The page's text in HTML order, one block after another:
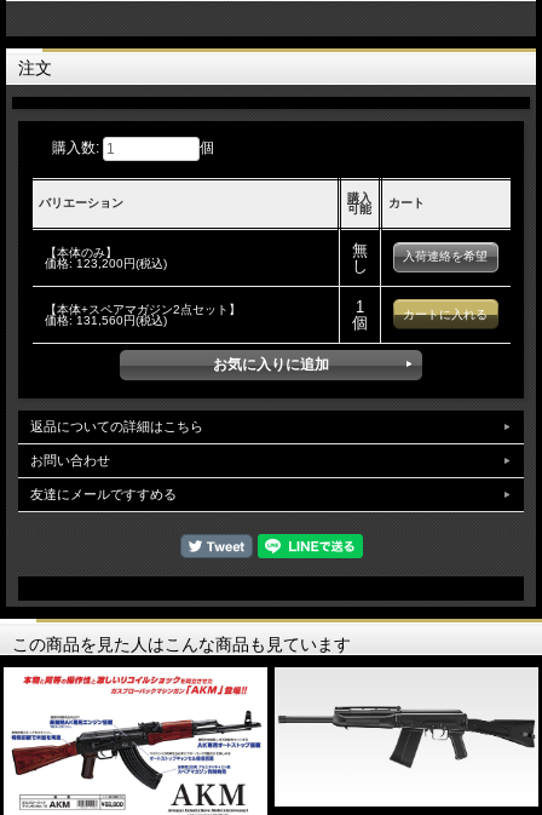
注文
購入数: 個
バリエーション
購入
可能
カート
【本体のみ】
価格:123,200円(税込)
無
し
入荷連絡を希望
【本体+スペアマガジン2点セット】
価格:131,560円(税込)
1
個
返品についての詳細はこちら
お問い合わせ
友達にメールですすめる
この商品を見た人はこんな商品も見ています